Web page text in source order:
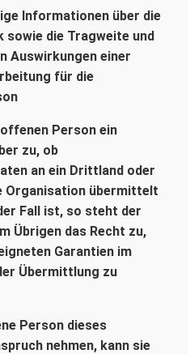
Informationen über die
sowie die Tragweite und
Auswirkungen einer
für die
Person ein
zu, ob
an ein Drittland oder
Organisation übermittelt
Fall ist, so steht der
Übrigen das Recht zu,
Garantien im
Übermittlung zu
Person dieses
nehmen, kann sie